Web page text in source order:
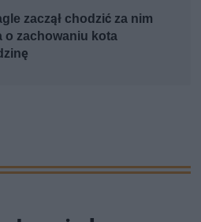
zaczął chodzić za nim
o zachowaniu kota